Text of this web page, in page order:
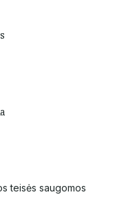
teisės saugomos